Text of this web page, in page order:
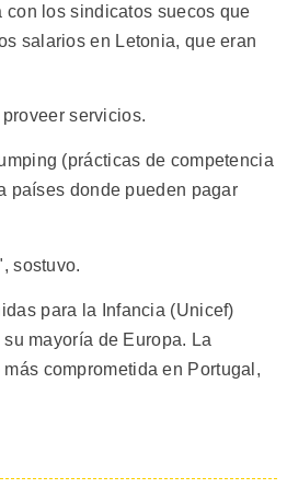
con los sindicatos suecos que
salarios en Letonia, que eran
servicios.
(prácticas de competencia
países donde pueden pagar
sostuvo.
para la Infancia (Unicef)
mayoría de Europa. La
comprometida en Portugal,